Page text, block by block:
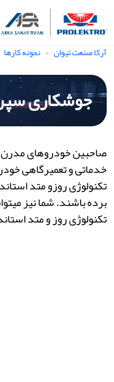
آرکا صنعت تیوان نمونه کارها
جوشکاری
صاحبین خودروهای مدرن
خدماتی و تعمیرگاهی
تکنولوژی روزو متد
برده باشند. شما نیز
تکنولوژی روز و متد